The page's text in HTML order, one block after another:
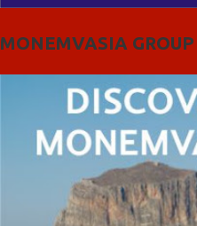
MONEMVASIA GROUP